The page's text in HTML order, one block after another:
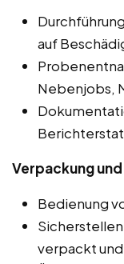
auf
Nebenjobs,
Verpackung
Bedienung
verpackt